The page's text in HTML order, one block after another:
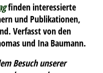
finden interessierte
und Publikationen,
Verfasst von den
und Ina Baumann.
Besuch unserer